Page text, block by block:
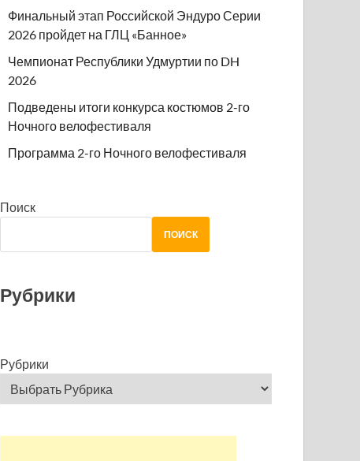
Финальный этап Российской Эндуро Серии
2026 пройдет на ГЛЦ «Банное»
Чемпионат Республики Удмуртии по DH
2026
Подведены итоги конкурса костюмов 2-го
Ночного велофестиваля
Программа 2-го Ночного велофестиваля
Поиск
ПОИСК
Рубрики
Рубрики